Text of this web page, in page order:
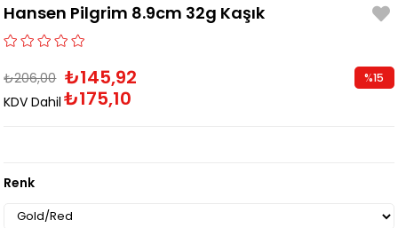
Hansen Pilgrim 8.9cm 32g Kaşık
₺206,00 ₺145,92
KDV Dahil ₺175,10
%15
Renk